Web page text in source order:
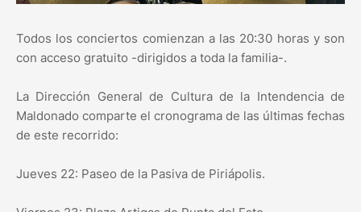
Todos los conciertos comienzan a las 20:30 horas y son
con acceso gratuito -dirigidos a toda la familia-.
La Dirección General de Cultura de la Intendencia de
Maldonado comparte el cronograma de las últimas fechas
de este recorrido:
Jueves 22: Paseo de la Pasiva de Piriápolis.